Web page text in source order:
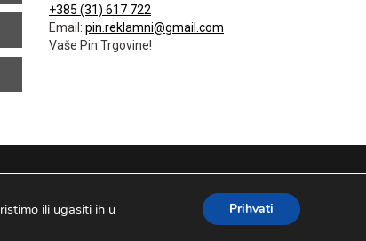
+385 (31) 617 722
Email: pin.reklamni@gmail.com
Vaše Pin Trgovine!
ili ugasiti ih u
Prihvati